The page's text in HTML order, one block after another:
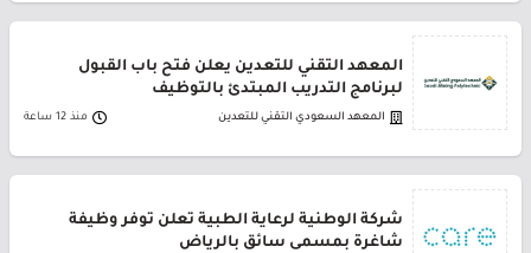
المعهد التقني للتعدين يعلن فتح باب القبول
لبرنامج التدريب المبتدئ بالتوظيف
المعهد السعودي التقني للتعدين منذ 12 ساعة
شركة الوطنية لرعاية الطبية تعلن توفر وظيفة
شاغرة بمسمى سائق بالرياض